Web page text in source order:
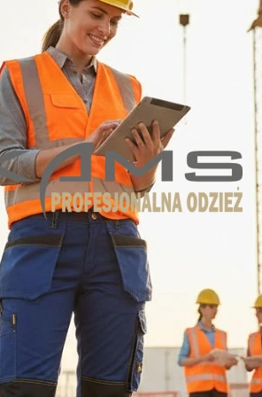
FARTUCHY KUCHENNE/GASTRONOMICZNE
FARTUSZKI JEDNOKOLOROWE
WE WZORY
OCHRONNE
DLA DZIECI
FARTUCHY DLA PRZEMYSŁU SPOŻYWCZEGO
T-SHIRTY KUCHARSKIE ZAPASKI
ODZIEŻ DLA
/ KAMIZELKI
SPAWALNICZA
TERMOODPORNE
KEVLAROWE /
KEVLAROWE /